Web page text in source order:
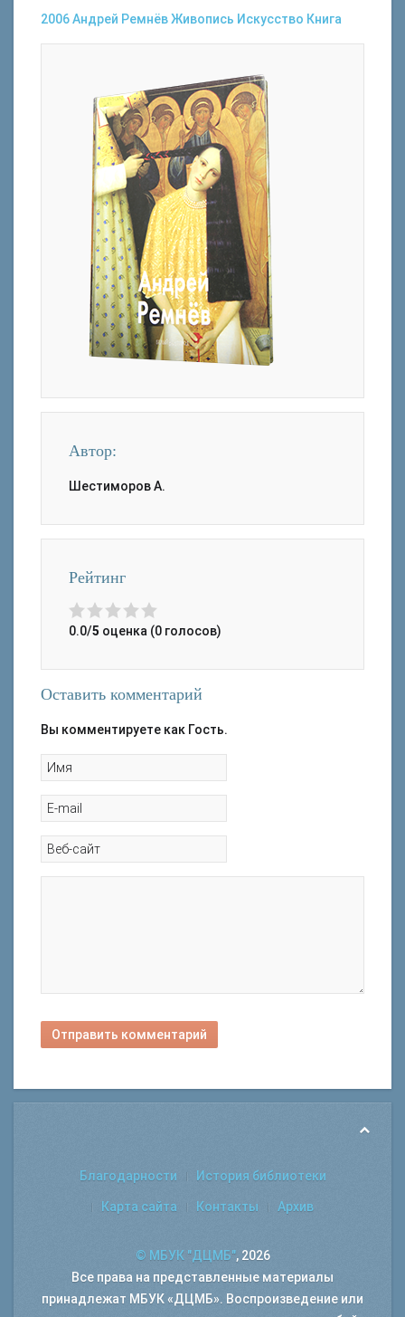
2006Андрей РемнёвЖивопись Искусство Книга
Автор:
Шестиморов А.
Рейтинг
0.0/5 оценка (0 голосов)
Оставить комментарий
Вы комментируете как Гость.
Отправить комментарий
Благодарности История библиотеки
Карта сайта Контакты Архив
© МБУК "ДЦМБ", 2026
Все права на представленные материалы
принадлежат МБУК «ДЦМБ». Воспроизведение или